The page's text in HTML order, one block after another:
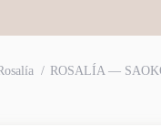
ROSALÍA —